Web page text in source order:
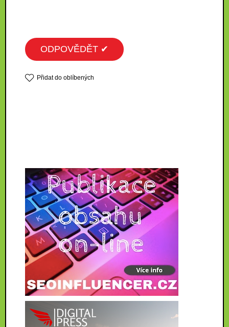
ODPOVĚDĚT ✔
Přidat do oblíbených